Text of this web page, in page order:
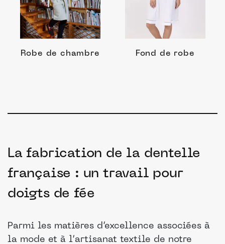
Robe de chambre Fond de robe
La fabrication de la dentelle
française : un travail pour
doigts de fée
Parmi les matières d’excellence associées à
la mode et à l’artisanat textile de notre